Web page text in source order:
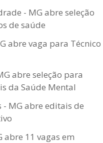
- MG abre seleção
de saúde
abre vaga para Técnico
abre seleção para
da Saúde Mental
MG abre editais de
abre 11 vagas em